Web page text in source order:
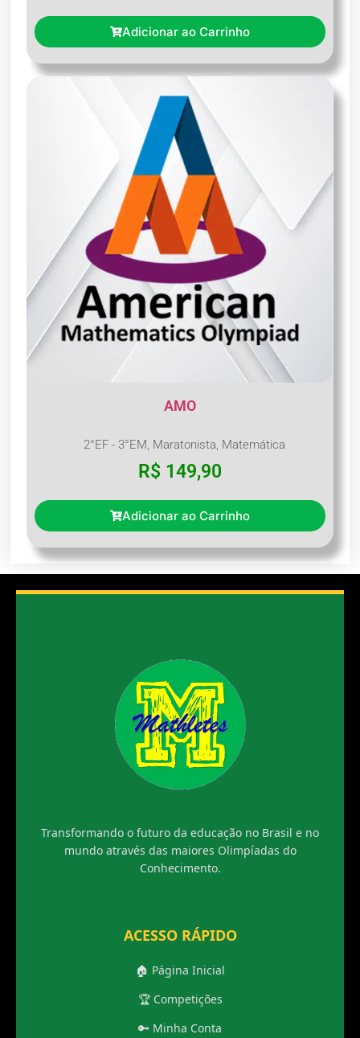
Adicionar ao Carrinho
AMO
2°EF - 3°EM, Maratonista, Matemática
R$ 149,90
Adicionar ao Carrinho
Transformando o futuro da educação no Brasil e no
mundo através das maiores Olimpíadas do
Conhecimento.
ACESSO RÁPIDO
🏠 Página Inicial
🏆 Competições
🔑 Minha Conta